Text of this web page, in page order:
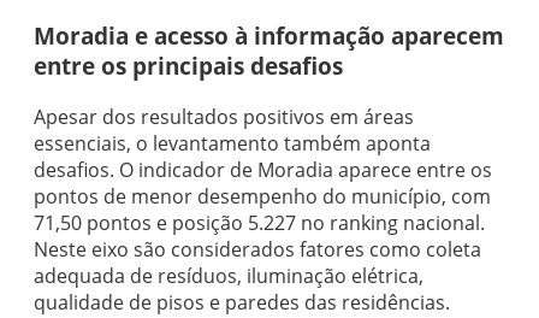
Moradia e acesso à informação aparecem
entre os principais desafios
Apesar dos resultados positivos em áreas
essenciais, o levantamento também aponta
desafios. O indicador de Moradia aparece entre os
pontos de menor desempenho do município, com
71,50 pontos e posição 5.227 no ranking nacional.
Neste eixo são considerados fatores como coleta
adequada de resíduos, iluminação elétrica,
qualidade de pisos e paredes das residências.